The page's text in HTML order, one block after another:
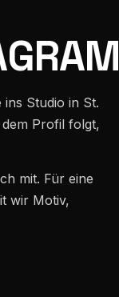
Studio in St.
Profil folgt,
mit. Für eine
wir Motiv,